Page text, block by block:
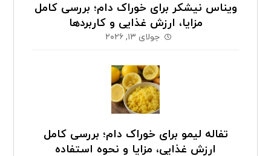
ویناس نیشکر برای خوراک دام؛ بررسی کامل
مزایا، ارزش غذایی و کاربردها
جولای ۱۳, ۲۰۲۶
تفاله لیمو برای خوراک دام؛ بررسی کامل
ارزش غذایی، مزایا و نحوه استفاده